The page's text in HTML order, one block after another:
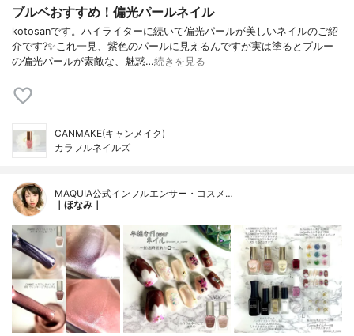
ブルベおすすめ！偏光パールネイル
kotosanです。ハイライターに続いて偏光パールが美しいネイルのご紹
介です?✨これ一見、紫色のパールに見えるんですが実は塗るとブルー
の偏光パールが素敵な、魅惑…続きを見る
CANMAKE(キャンメイク)
カラフルネイルズ
MAQUIA公式インフルエンサー・コスメ…
｜ほなみ｜